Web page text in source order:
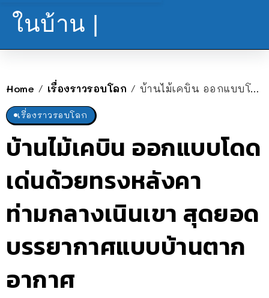
ในบ้าน |
Home / เรื่องราวรอบโลก / บ้านไม้เคบิน ออกแบบโดดเด่นด้วยทรงหลังคา ท่ามกลางเนินเขา สุดยอดบรรยากาศแบบบ้านตากอากาศ
เรื่องราวรอบโลก
บ้านไม้เคบิน ออกแบบโดด
เด่นด้วยทรงหลังคา
ท่ามกลางเนินเขา สุดยอด
บรรยากาศแบบบ้านตาก
อากาศ